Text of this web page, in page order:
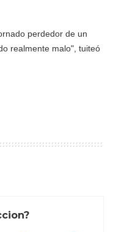
perdedor de un
realmente malo", tuiteó